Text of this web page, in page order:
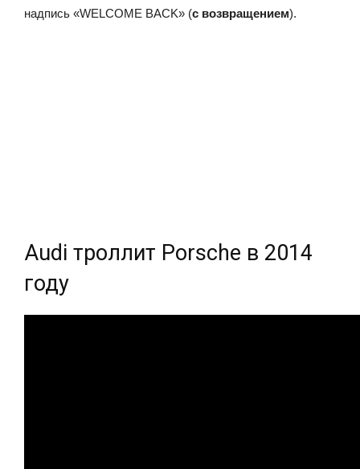
надпись «WELCOME BACK» (с возвращением).
Audi троллит Porsche в 2014
году